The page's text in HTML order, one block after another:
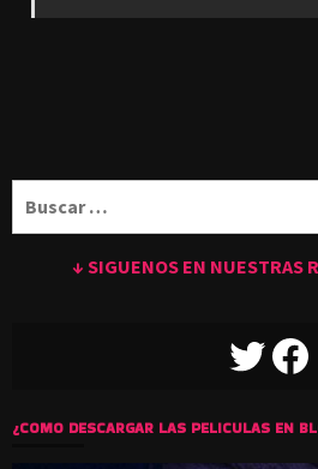
↓ SIGUENOS EN NUESTRAS
TWITTER
¿COMO DESCARGAR LAS PELICULAS EN